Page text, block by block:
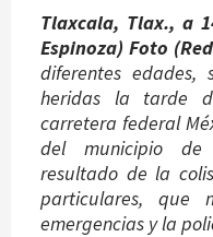
Tlaxcala, Tlax., a
Espinoza) Foto
diferentes edades,
heridas la tarde
carretera federal
del municipio de
resultado de la
particulares, que
emergencias y la